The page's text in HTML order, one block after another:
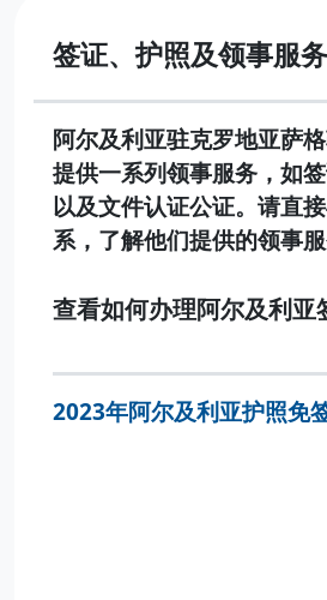
签证、护照及领事服务
阿尔及利亚驻克罗地亚萨
提供一系列领事服务，如
以及文件认证公证。请直
系，了解他们提供的领事服
查看如何办理阿尔及利亚
2023年阿尔及利亚护照免